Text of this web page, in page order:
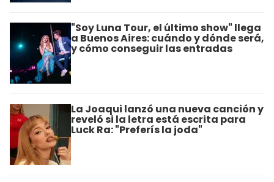
"Soy Luna Tour, el último show" llega
a Buenos Aires: cuándo y dónde será,
y cómo conseguir las entradas
La Joaqui lanzó una nueva canción y
reveló si la letra está escrita para
Luck Ra: "Preferís la joda"